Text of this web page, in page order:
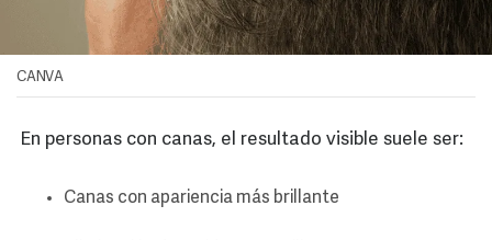
CANVA
En personas con canas, el resultado visible suele ser:
Canas con apariencia más brillante